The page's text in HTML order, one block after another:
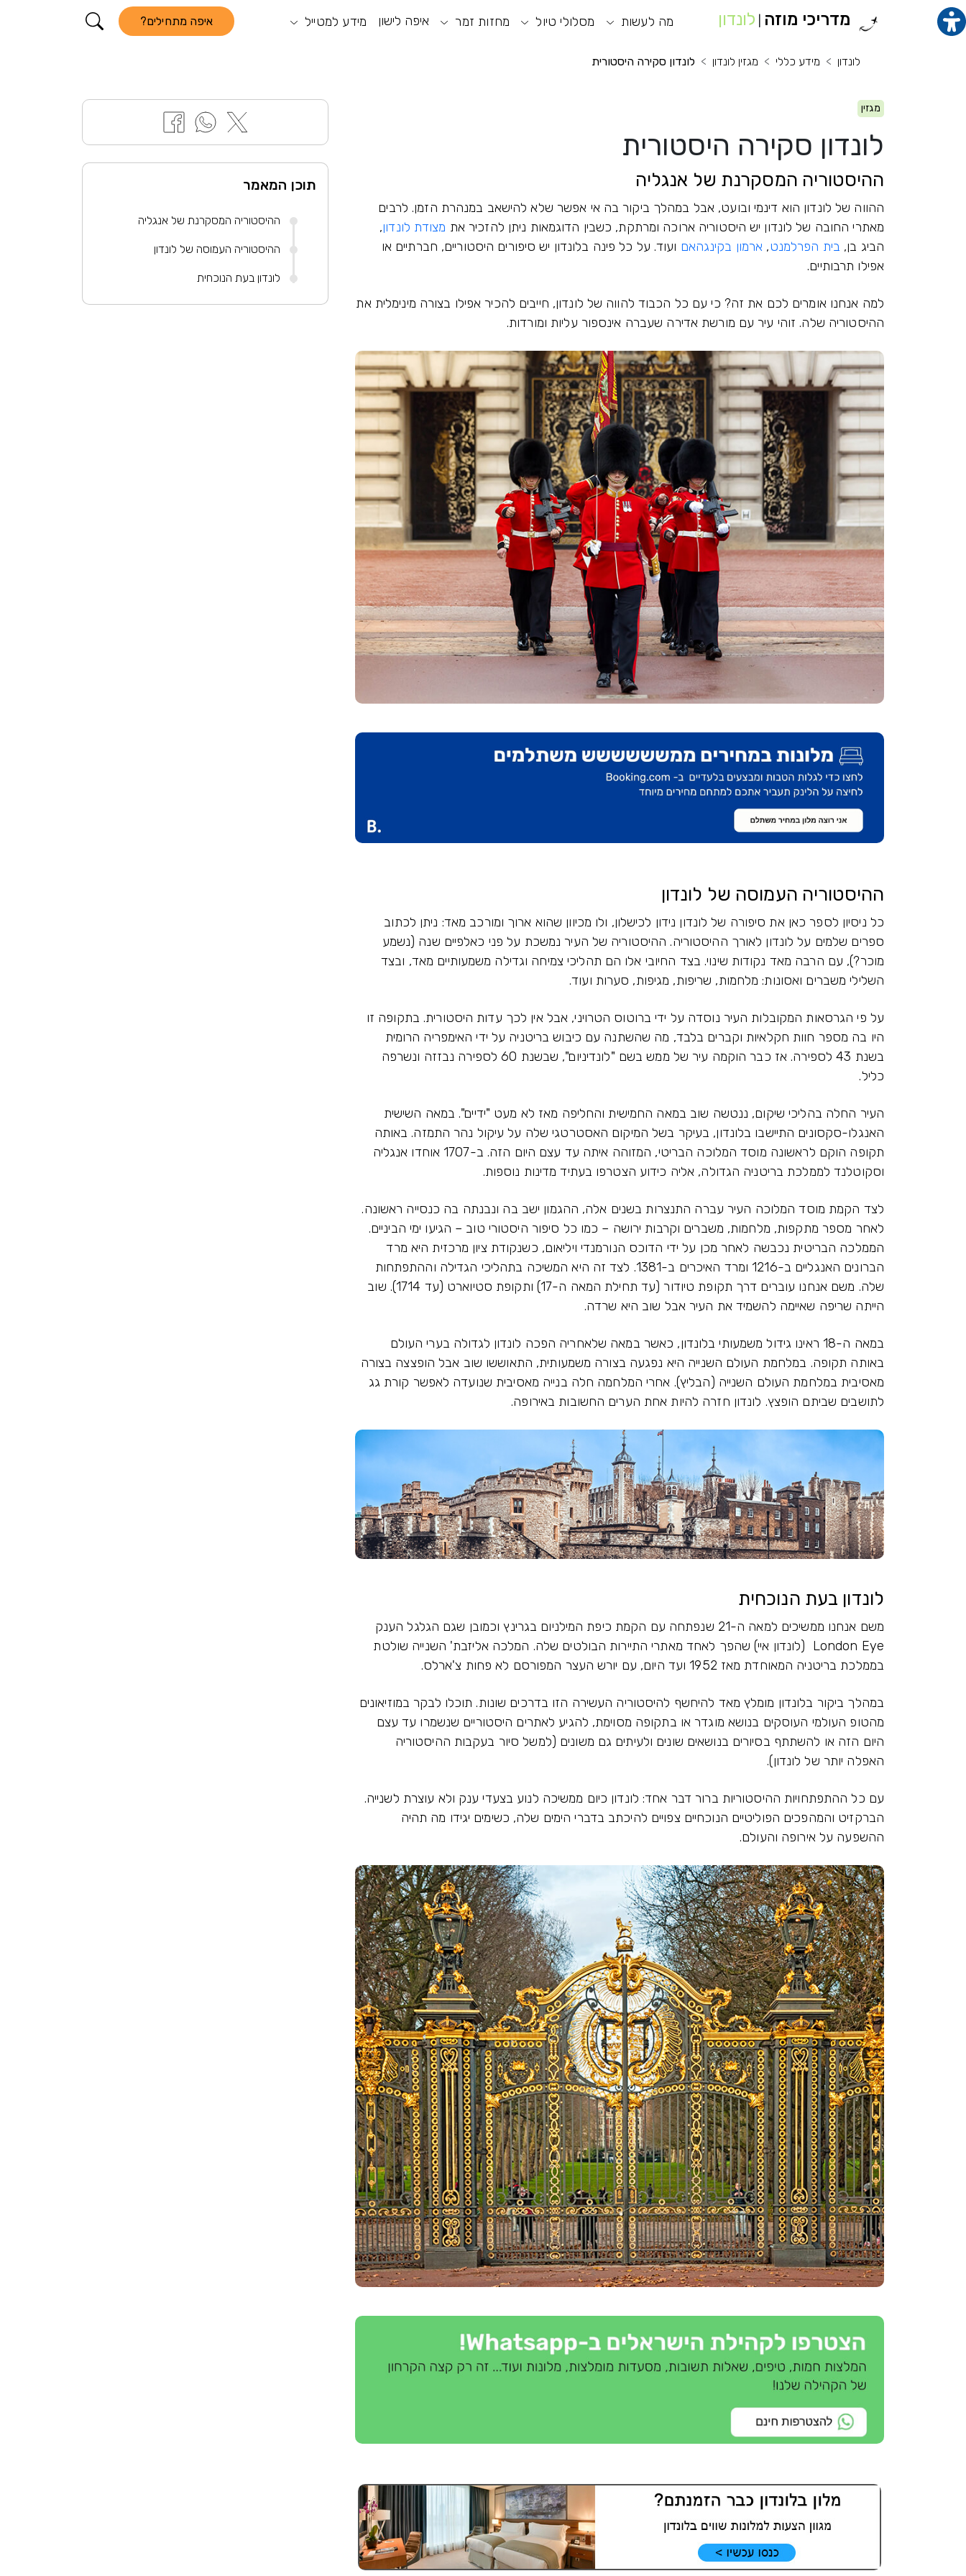
מדריכי מוזה לונדון מה לעשות מסלולי טיול מחזות זמר איפה לישון מידע למטייל איפה מתחילים?
לונדון מידע כללי מגזין לונדון לונדון סקירה היסטורית
מגזין
לונדון סקירה היסטורית
ההיסטוריה המסקרנת של אנגליה
ההווה של לונדון הוא דינמי ובועט, אבל במהלך ביקור בה אי אפשר שלא להישאב במנהרת הזמן. לרבים
מאתרי החובה של לונדון יש היסטוריה ארוכה ומרתקת, כשבין הדוגמאות ניתן להזכיר את מצודת לונדון,
הביג בן, בית הפרלמנט, ארמון בקינגהאם ועוד. על כל פינה בלונדון יש סיפורים היסטוריים, חברתיים או
אפילו תרבותיים.
למה אנחנו אומרים לכם את זה? כי עם כל הכבוד להווה של לונדון, חייבים להכיר אפילו בצורה מינימלית את
ההיסטוריה שלה. זוהי עיר עם מורשת אדירה שעברה אינספור עליות ומורדות.
ההיסטוריה העמוסה של לונדון
כל ניסיון לספר כאן את סיפורה של לונדון נידון לכישלון, ולו מכיוון שהוא ארוך ומורכב מאד: ניתן לכתוב
ספרים שלמים על לונדון לאורך ההיסטוריה. ההיסטוריה של העיר נמשכת על פני כאלפיים שנה (נשמע
מוכר?), עם הרבה מאד נקודות שינוי. בצד החיובי אלו הם תהליכי צמיחה וגדילה משמעותיים מאד, ובצד
השלילי משברים ואסונות: מלחמות, שריפות, מגיפות, סערות ועוד.
על פי הגרסאות המקובלות העיר נוסדה על ידי ברוטוס הטרויני, אבל אין לכך עדות היסטורית. בתקופה זו
היו בה מספר חוות חקלאיות וקברים בלבד, מה שהשתנה עם כיבוש בריטניה על ידי האימפריה הרומית
בשנת 43 לספירה. אז כבר הוקמה עיר של ממש בשם "לונדיניום", שבשנת 60 לספירה נבזזה ונשרפה
כליל.
העיר החלה בהליכי שיקום, ננטשה שוב במאה החמישית והחליפה מאז לא מעט "ידיים". במאה השישית
האנגלו-סקסונים התיישבו בלונדון, בעיקר בשל המיקום האסטרטגי שלה על עיקול נהר התמזה. באותה
תקופה הוקם לראשונה מוסד המלוכה הבריטי, המזוהה איתה עד עצם היום הזה. ב-1707 אוחדו אנגליה
וסקוטלנד לממלכת בריטניה הגדולה, אליה כידוע הצטרפו בעתיד מדינות נוספות.
לצד הקמת מוסד המלוכה העיר עברה התנצרות בשנים אלה, ההגמון ישב בה ונבנתה בה כנסייה ראשונה.
לאחר מספר מתקפות, מלחמות, משברים וקרבות ירושה – כמו כל סיפור היסטורי טוב – הגיעו ימי הביניים.
הממלכה הבריטית נכבשה לאחר מכן על ידי הדוכס הנורמנדי ויליאום, כשנקודת ציון מרכזית היא מרד
הברונים האנגליים ב-1216 ומרד האיכרים ב-1381. לצד זה היא המשיכה בתהליכי הגדילה וההתפתחות
שלה. משם אנחנו עוברים דרך תקופת טיודור (עד תחילת המאה ה-17) ותקופת סטיוארט (עד 1714). שוב
הייתה שריפה שאיימה להשמיד את העיר אבל שוב היא שרדה.
במאה ה-18 ראינו גידול משמעותי בלונדון, כאשר במאה שלאחריה הפכה לונדון לגדולה בערי העולם
באותה תקופה. במלחמת העולם השנייה היא נפגעה בצורה משמעותית, התאוששו שוב אבל הופצצה בצורה
מאסיבית במלחמת העולם השנייה (הבליץ). אחרי המלחמה חלה בנייה מאסיבית שנועדה לאפשר קורת גג
לתושבים שביתם הופצץ. לונדון חזרה להיות אחת הערים החשובות באירופה.
לונדון בעת הנוכחית
משם אנחנו ממשיכים למאה ה-21 שנפתחה עם הקמת כיפת המילניום בגרינץ וכמובן שגם הגלגל הענק
London Eye (לונדון איי) שהפך לאחד מאתרי התיירות הבולטים שלה. המלכה אליזבת' השנייה שולטת
בממלכת בריטניה המאוחדת מאז 1952 ועד היום, עם יורש העצר המפורסם לא פחות צ'ארלס.
במהלך ביקור בלונדון מומלץ מאד להיחשף להיסטוריה העשירה הזו בדרכים שונות. תוכלו לבקר במוזיאונים
מהטופ העולמי העוסקים בנושא מוגדר או בתקופה מסוימת, להגיע לאתרים היסטוריים שנשמרו עד עצם
היום הזה או להשתתף בסיורים בנושאים שונים ולעיתים גם משונים (למשל סיור בעקבות ההיסטוריה
האפלה יותר של לונדון).
עם כל ההתפתחויות ההיסטוריות ברור דבר אחד: לונדון כיום ממשיכה לנוע בצעדי ענק ולא עוצרת לשנייה.
הברקזיט והמהפכים הפוליטיים הנוכחיים צפויים להיכתב בדברי הימים שלה, כשימים יגידו מה תהיה
ההשפעה על אירופה והעולם.
תוכן המאמר
ההיסטוריה המסקרנת של אנגליה
ההיסטוריה העמוסה של לונדון
לונדון בעת הנוכחית
תוכן מרכזי מנוע חיפוש תפריט ראשי תפריט נגישות קורא התוכן